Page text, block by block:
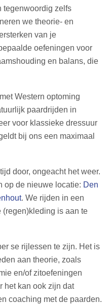
tegenwoordig zelfs
we theorie- en
van je
oefeningen voor
en balans, die
Western optoming
paardrijden in
voor klassieke dressuur
bij ons een maximaal
door, ongeacht het weer.
op de nieuwe locatie: Den
. We rijden in een
(regen)kleding is aan te
se rijlessen te zijn. Het is
aan theorie, zoals
en/of zitoefeningen
het kan ook zijn dat
coaching met de paarden.